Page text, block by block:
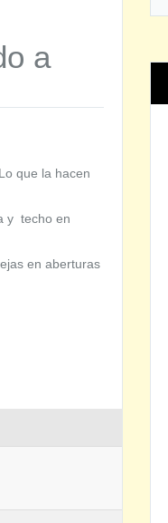
a
que la hacen
y techo en
en aberturas